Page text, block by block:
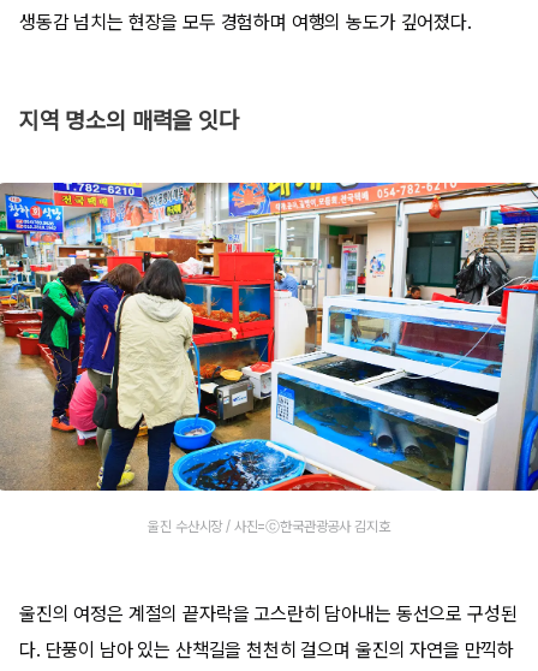
생동감 넘치는 현장을 모두 경험하며 여행의 농도가 깊어졌다.
지역 명소의 매력을 잇다
울진 수산시장 / 사진=ⓒ한국관광공사 김지호
울진의 여정은 계절의 끝자락을 고스란히 담아내는 동선으로 구성된
다. 단풍이 남아 있는 산책길을 천천히 걸으며 울진의 자연을 만끽하